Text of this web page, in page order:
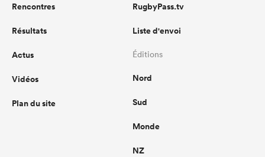
Rencontres
Résultats
Actus
Vidéos
Plan du site
RugbyPass.tv
Liste d'envoi
Éditions
Nord
Sud
Monde
NZ